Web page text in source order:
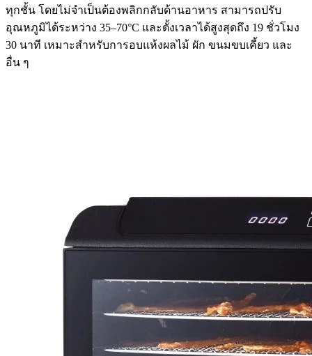
ทุกชั้น โดยไม่จำเป็นต้องพลิกกลับด้านอาหาร สามารถปรับ
อุณหภูมิได้ระหว่าง 35–70°C และตั้งเวลาได้สูงสุดถึง 19 ชั่วโมง
30 นาที เหมาะสำหรับการอบแห้งผลไม้ ผัก ขนมขบเคี้ยว และ
อื่น ๆ